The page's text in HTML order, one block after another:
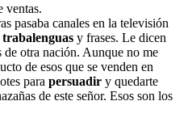
ventas.
pasaba canales en la televisión
trabalenguas y frases. Le dicen
de otra nación. Aunque no me
de esos que se venden en
para persuadir y quedarte
de este señor. Esos son los